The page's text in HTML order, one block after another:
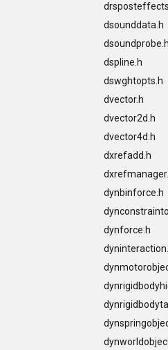
dsounddata.h
dsoundprobe.h
dspline.h
dswghtopts.h
dvector.h
dvector2d.h
dvector4d.h
dxrefadd.h
dynbinforce.h
dynforce.h